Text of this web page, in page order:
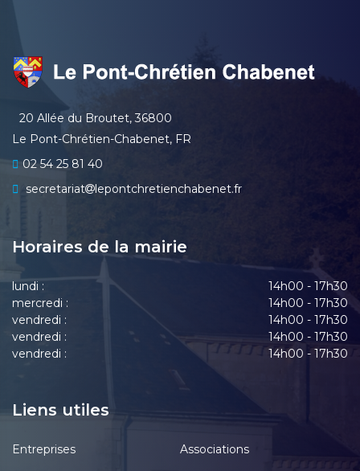
20 Allée du Broutet, 36800
Le Pont-Chrétien-Chabenet, FR
02 54 25 81 40
secretariat
lepontchretienchabenet.fr
Horaires de la mairie
lundi :
14h00 - 17h30
mercredi :
14h00 - 17h30
vendredi :
14h00 - 17h30
vendredi :
14h00 - 17h30
vendredi :
14h00 - 17h30
Liens utiles
Entreprises Associations